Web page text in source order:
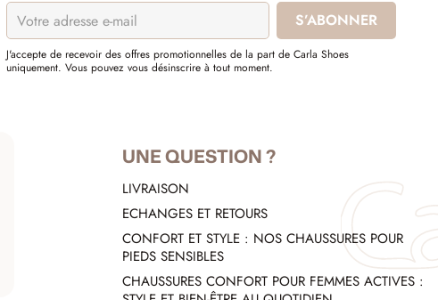
J'accepte de recevoir des offres promotionnelles de la part de Carla Shoes
uniquement. Vous pouvez vous désinscrire à tout moment.
UNE QUESTION ?
LIVRAISON
ECHANGES ET RETOURS
CONFORT ET STYLE : NOS CHAUSSURES POUR
PIEDS SENSIBLES
CHAUSSURES CONFORT POUR FEMMES ACTIVES :